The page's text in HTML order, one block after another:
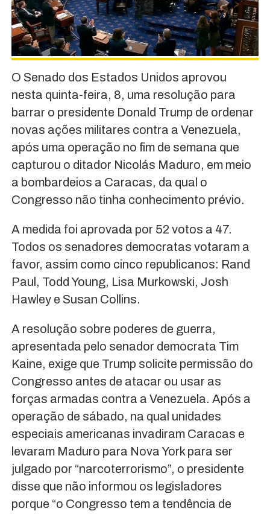
O Senado dos Estados Unidos aprovou
nesta quinta-feira, 8, uma resolução para
barrar o presidente Donald Trump de ordenar
novas ações militares contra a Venezuela,
após uma operação no fim de semana que
capturou o ditador Nicolás Maduro, em meio
a bombardeios a Caracas, da qual o
Congresso não tinha conhecimento prévio.
A medida foi aprovada por 52 votos a 47.
Todos os senadores democratas votaram a
favor, assim como cinco republicanos: Rand
Paul, Todd Young, Lisa Murkowski, Josh
Hawley e Susan Collins.
A resolução sobre poderes de guerra,
apresentada pelo senador democrata Tim
Kaine, exige que Trump solicite permissão do
Congresso antes de atacar ou usar as
forças armadas contra a Venezuela. Após a
operação de sábado, na qual unidades
especiais americanas invadiram Caracas e
levaram Maduro para Nova York para ser
julgado por “narcoterrorismo”, o presidente
disse que não informou os legisladores
porque “o Congresso tem a tendência de